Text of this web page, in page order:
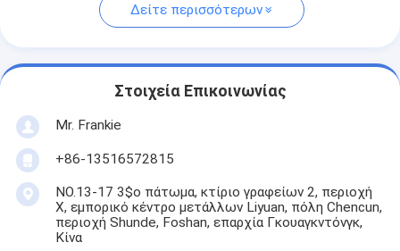
Δείτε περισσότερων
Στοιχεία Επικοινωνίας
Mr. Frankie
+86-13516572815
NO.13-17 3$ο πάτωμα, κτίριο γραφείων 2, περιοχή
Χ, εμπορικό κέντρο μετάλλων Liyuan, πόλη Chencun,
περιοχή Shunde, Foshan, επαρχία Γκουαγκντόνγκ,
Κίνα